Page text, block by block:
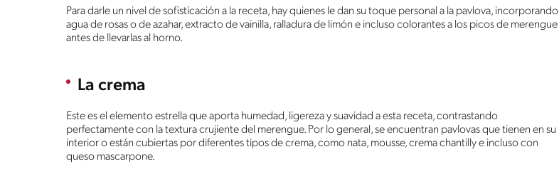
Para darle un nivel de sofisticación a la receta, hay quienes le dan su toque personal a la pavlova, incorporando
agua de rosas o de azahar, extracto de vainilla, ralladura de limón e incluso colorantes a los picos de merengue
antes de llevarlas al horno.
La crema
Este es el elemento estrella que aporta humedad, ligereza y suavidad a esta receta, contrastando
perfectamente con la textura crujiente del merengue. Por lo general, se encuentran pavlovas que tienen en su
interior o están cubiertas por diferentes tipos de crema, como nata, mousse, crema chantilly e incluso con
queso mascarpone.